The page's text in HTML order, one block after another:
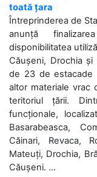
toată țara
Întreprinderea de
anunță
disponibilitatea
Căușeni, Drochia
de 23 de estacade
altor materiale vrac
teritoriul țării.
funcționale,
Basarabeasca,
Căinari, Revaca,
Mateuți, Drochia,
Căușeni. ...